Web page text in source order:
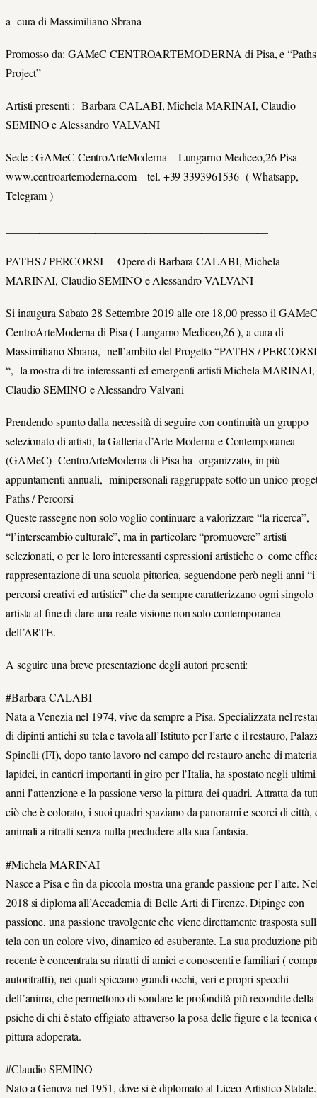
a cura di Massimiliano Sbrana
Promosso da: GAMeC CENTROARTEMODERNA di Pisa, e
Project”
Artisti presenti : Barbara CALABI, Michela MARINAI, Claudio
SEMINO e Alessandro VALVANI
Sede : GAMeC CentroArteModerna – Lungarno Mediceo,26 Pisa –
www.centroartemoderna.com – tel. +39 3393961536 ( Whatsapp,
Telegram )
PATHS / PERCORSI – Opere di Barbara CALABI, Michela
MARINAI, Claudio SEMINO e Alessandro VALVANI
Si inaugura Sabato 28 Settembre 2019 alle ore 18,00 presso il
CentroArteModerna di Pisa ( Lungarno Mediceo,26 ), a cura di
Massimiliano Sbrana, nell’ambito del Progetto “PATHS / PERCORSI
“, la mostra di tre interessanti ed emergenti artisti Michela MARINAI,
Claudio SEMINO e Alessandro Valvani
Prendendo spunto dalla necessità di seguire con continuità un gruppo
selezionato di artisti, la Galleria d’Arte Moderna e Contemporanea
(GAMeC) CentroArteModerna di Pisa ha organizzato, in più
appuntamenti annuali, minipersonali raggruppate sotto un unico
Paths / Percorsi
Queste rassegne non solo voglio continuare a valorizzare “la ricerca”,
“l’interscambio culturale”, ma in particolare “promuovere” artisti
selezionati, o per le loro interessanti espressioni artistiche o come
rappresentazione di una scuola pittorica, seguendone però negli anni “i
percorsi creativi ed artistici” che da sempre caratterizzano ogni singolo
artista al fine di dare una reale visione non solo contemporanea
dell’ARTE.
A seguire una breve presentazione degli autori presenti:
#Barbara CALABI
Nata a Venezia nel 1974, vive da sempre a Pisa. Specializzata nel
di dipinti antichi su tela e tavola all’Istituto per l’arte e il restauro,
Spinelli (FI), dopo tanto lavoro nel campo del restauro anche di
lapidei, in cantieri importanti in giro per l’Italia, ha spostato negli ultimi
anni l’attenzione e la passione verso la pittura dei quadri. Attratta da
ciò che è colorato, i suoi quadri spaziano da panorami e scorci di città,
animali a ritratti senza nulla precludere alla sua fantasia.
#Michela MARINAI
Nasce a Pisa e fin da piccola mostra una grande passione per l’arte.
2018 si diploma all’Accademia di Belle Arti di Firenze. Dipinge con
passione, una passione travolgente che viene direttamente trasposta
tela con un colore vivo, dinamico ed esuberante. La sua produzione più
recente è concentrata su ritratti di amici e conoscenti e familiari (
autoritratti), nei quali spiccano grandi occhi, veri e propri specchi
dell’anima, che permettono di sondare le profondità più recondite della
psiche di chi è stato effigiato attraverso la posa delle figure e la tecnica
pittura adoperata.
#Claudio SEMINO
Nato a Genova nel 1951, dove si è diplomato al Liceo Artistico Statale.